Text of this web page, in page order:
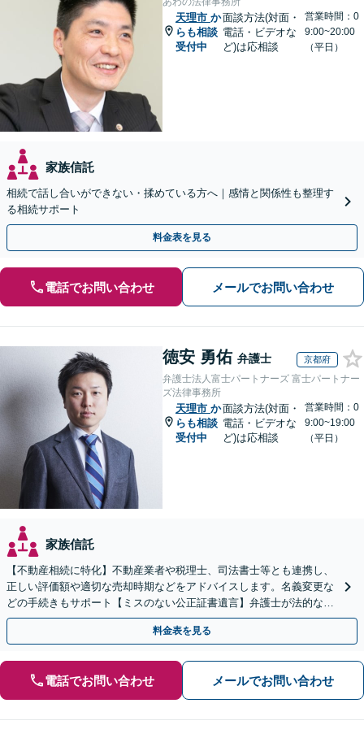
天理市 か
らも相談
受付中
面談方法(対面・
電話・ビデオな
ど)は応相談
営業時間：0
9:00~20:00
（平日）
家族信託
相続で話し合いができない・揉めている方へ｜感情と関係性も整理す
る相続サポート
料金表を見る
電話でお問い合わせ メールでお問い合わせ
徳安 勇佑 弁護士 京都府
弁護士法人富士パートナーズ 富士パートナー
ズ法律事務所
天理市 か
らも相談
受付中
面談方法(対面・
電話・ビデオな
ど)は応相談
営業時間：0
9:00~19:00
（平日）
家族信託
【不動産相続に特化】不動産業者や税理士、司法書士等とも連携し、
正しい評価額や適切な売却時期などをアドバイスします。名義変更な
どの手続きもサポート【ミスのない公正証書遺言】弁護士が法的な観
点から遺言書を作成します。
料金表を見る
電話でお問い合わせ メールでお問い合わせ